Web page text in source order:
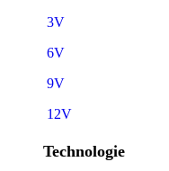
3V
6V
9V
12V
Technologie